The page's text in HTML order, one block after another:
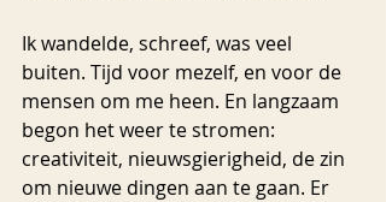
Ik wandelde, schreef, was veel
buiten. Tijd voor mezelf, en voor de
mensen om me heen. En langzaam
begon het weer te stromen:
creativiteit, nieuwsgierigheid, de zin
om nieuwe dingen aan te gaan. Er